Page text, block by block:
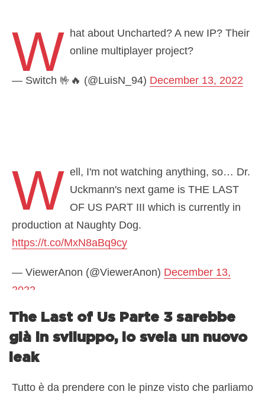
W hat about Uncharted? A new IP? Their
online multiplayer project?
— Switch 🤟🔥 (@LuisN_94) December 13, 2022
W ell, I'm not watching anything, so… Dr.
Uckmann's next game is THE LAST
OF US PART III which is currently in
production at Naughty Dog.
https://t.co/MxN8aBq9cy
— ViewerAnon (@ViewerAnon) December 13,
2022
The Last of Us Parte 3 sarebbe
già in sviluppo, lo svela un nuovo
leak
Tutto è da prendere con le pinze visto che parliamo